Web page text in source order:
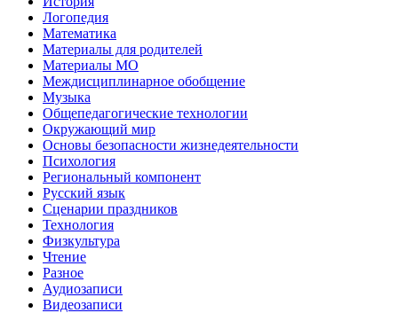
Логопедия
Математика
Материалы для родителей
Материалы МО
Междисциплинарное обобщение
Музыка
Общепедагогические технологии
Окружающий мир
Основы безопасности жизнедеятельности
Психология
Региональный компонент
Русский язык
Сценарии праздников
Технология
Физкультура
Чтение
Разное
Аудиозаписи
Видеозаписи